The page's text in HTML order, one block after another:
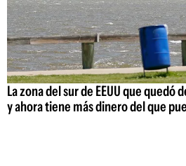
La zona del sur de EEUU que quedó
y ahora tiene más dinero del que